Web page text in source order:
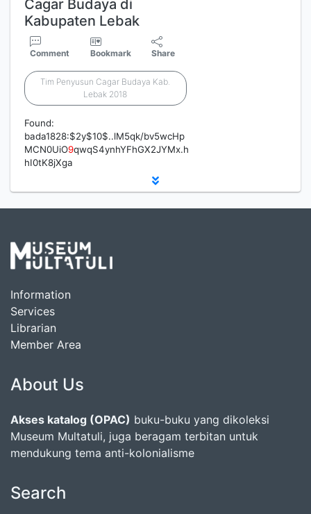
Cagar Budaya di
Kabupaten Lebak
Comment Bookmark Share
Tim Penyusun Cagar Budaya Kab.
Lebak 2018
Found:
bada1828:$2y$10$..lM5qk/bv5wcHp
MCN0UiO9qwqS4ynhYFhGX2JYMx.h
hI0tK8jXga
Information
Services
Librarian
Member Area
About Us
Akses katalog (OPAC) buku-buku yang dikoleksi
Museum Multatuli, juga beragam terbitan untuk
mendukung tema anti-kolonialisme
Search